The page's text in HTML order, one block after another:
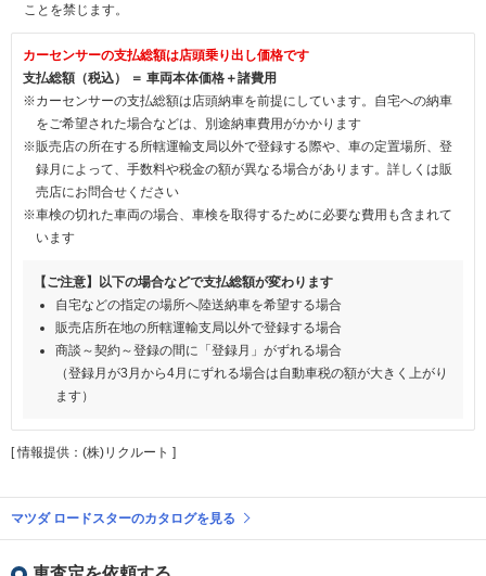
ことを禁じます。
カーセンサーの支払総額は店頭乗り出し価格です
支払総額（税込） ＝ 車両本体価格＋諸費用
※カーセンサーの支払総額は店頭納車を前提にしています。自宅への納車
をご希望された場合などは、別途納車費用がかかります
※販売店の所在する所轄運輸支局以外で登録する際や、車の定置場所、登
録月によって、手数料や税金の額が異なる場合があります。詳しくは販
売店にお問合せください
※車検の切れた車両の場合、車検を取得するために必要な費用も含まれて
います
【ご注意】以下の場合などで支払総額が変わります
自宅などの指定の場所へ陸送納車を希望する場合
販売店所在地の所轄運輸支局以外で登録する場合
商談～契約～登録の間に「登録月」がずれる場合
（登録月が3月から4月にずれる場合は自動車税の額が大きく上がり
ます）
[ 情報提供：(株)リクルート ]
マツダ ロードスターのカタログを見る